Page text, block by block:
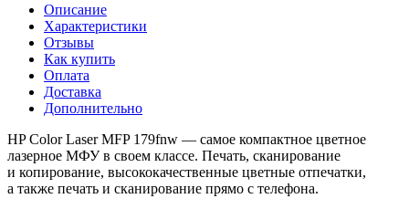
Описание
Характеристики
Отзывы
Как купить
Оплата
Доставка
Дополнительно
HP Color Laser MFP 179fnw — самое компактное цветное
лазерное МФУ в своем классе. Печать, сканирование
и копирование, высококачественные цветные отпечатки,
а также печать и сканирование прямо с телефона.